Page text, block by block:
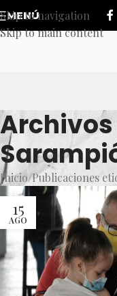
Skip to navigation
Skip to main content
MENÚ
Inicio Publicaciones
15
AGO